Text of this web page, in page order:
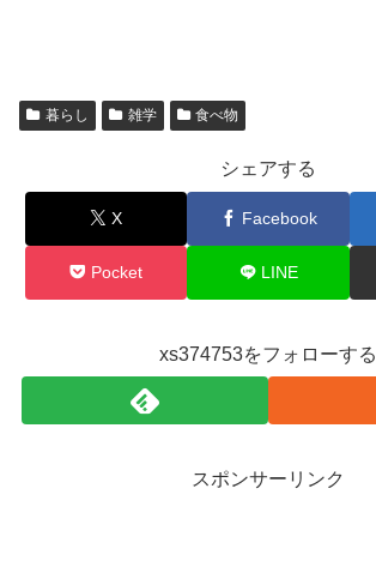
暮らし 雑学 食べ物
シェアする
X Facebook
Pocket LINE
xs374753をフォローする
スポンサーリンク